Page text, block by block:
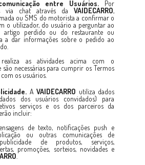
entre Usuários. Por
via chat através da VAIDECARRO,
ou SMS do motorista a confirmar o
o utilizador, do usuário a perguntar ao
perdido ou do restaurante ou
a dar informações sobre o pedido ao
realiza as atividades acima com o
necessárias para cumprir os Termos
os usuários.
A VAIDECARRO utiliza dados
dos usuários convidados) para
serviços e os dos parceiros da
incluir:
de texto, notificações push e
ou outras comunicações de
de produtos, serviços,
promoções, sorteios, novidades e